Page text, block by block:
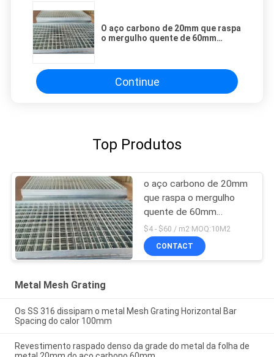
O aço carbono de 20mm que raspa
o mergulho quente de 60mm
Continue
Top Produtos
o aço carbono de 20mm
que raspa o mergulho
quente de 60mm
galvanizou a raspagem
de aço da passagem
$4 - $60 / m2 MOQ:10M2
CONTACT
Metal Mesh Grating
Os SS 316 dissipam o metal Mesh Grating Horizontal Bar
Spacing do calor 100mm
Revestimento raspado denso da grade do metal da folha de